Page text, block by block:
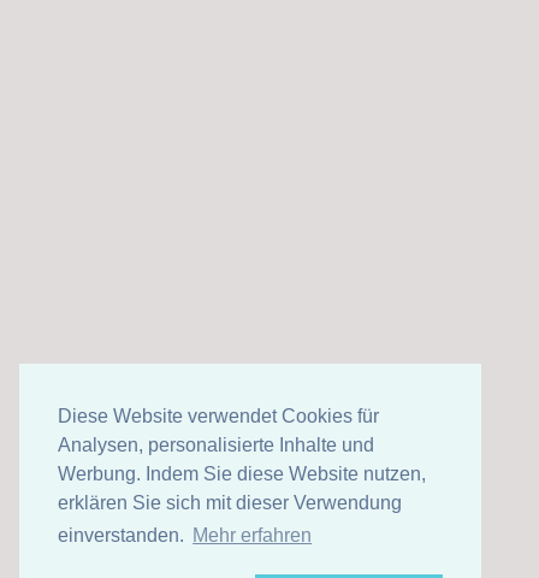
Diese Website verwendet Cookies für
Analysen, personalisierte Inhalte und
Werbung. Indem Sie diese Website nutzen,
erklären Sie sich mit dieser Verwendung
einverstanden. Mehr erfahren